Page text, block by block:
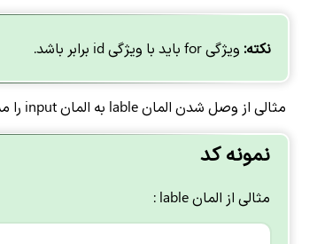
نکته: ویژگی for باید با ویژگی id برابر باشد.
مثالی از وصل شدن المان lable به المان input را مشاهده می کنید :
نمونه کد
مثالی از المان lable :